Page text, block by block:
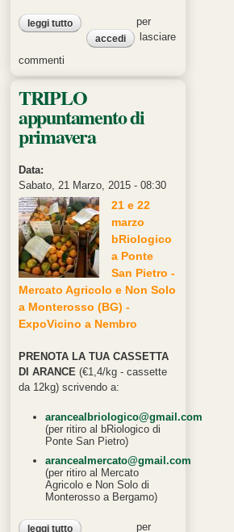
leggi tuttosu dolce primavera
accedi
per
lasciare
commenti
TRIPLO
appuntamento di
primavera
Data:
Sabato, 21 Marzo, 2015 - 08:30
21 e 22
marzo
bRiologico
a Ponte
San Pietro -
Mercato Agricolo e Non Solo
a Monterosso (BG) -
ExpoVicino a Nembro
PRENOTA LA TUA CASSETTA
DI ARANCE(€1,4/kg - cassette
da 12kg) scrivendo a:
arancealbriologico@gmail.com
(per ritiro al bRiologico di
Ponte San Pietro)
arancealmercato@gmail.com
(per ritiro al Mercato
Agricolo e Non Solo di
Monterosso a Bergamo)
leggi tuttosu triplo appuntamento di primavera
per